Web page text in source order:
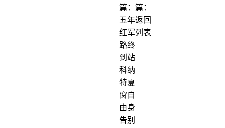
篇：
五年
红军
路终
到站
科纳
特夏
窗自
由身
告别
篇：
返回
列表